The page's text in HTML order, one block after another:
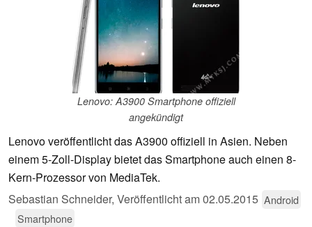
Lenovo: A3900 Smartphone offiziell
angekündigt
Lenovo veröffentlicht das A3900 offiziell in Asien. Neben
einem 5-Zoll-Display bietet das Smartphone auch einen 8-
Kern-Prozessor von MediaTek.
Sebastian Schneider, Veröffentlicht am02.05.2015 Android
Smartphone